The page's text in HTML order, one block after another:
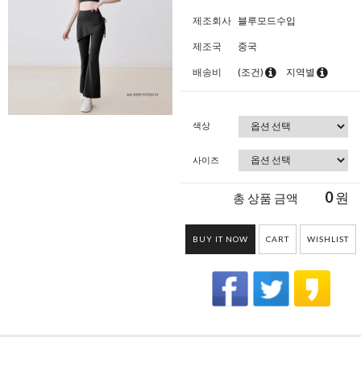
제조회사 블루모드수입
제조국 중국
배송비 (조건) 지역별
색상
사이즈
총 상품 금액 0원
BUY IT NOW CART WISHLIST